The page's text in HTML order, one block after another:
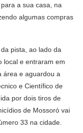
a sua casa, na
algumas compras
pista, ao lado da
local e entraram em
área e aguardou a
e Científico de
por dois tiros de
de Mossoró vai
33 na cidade.